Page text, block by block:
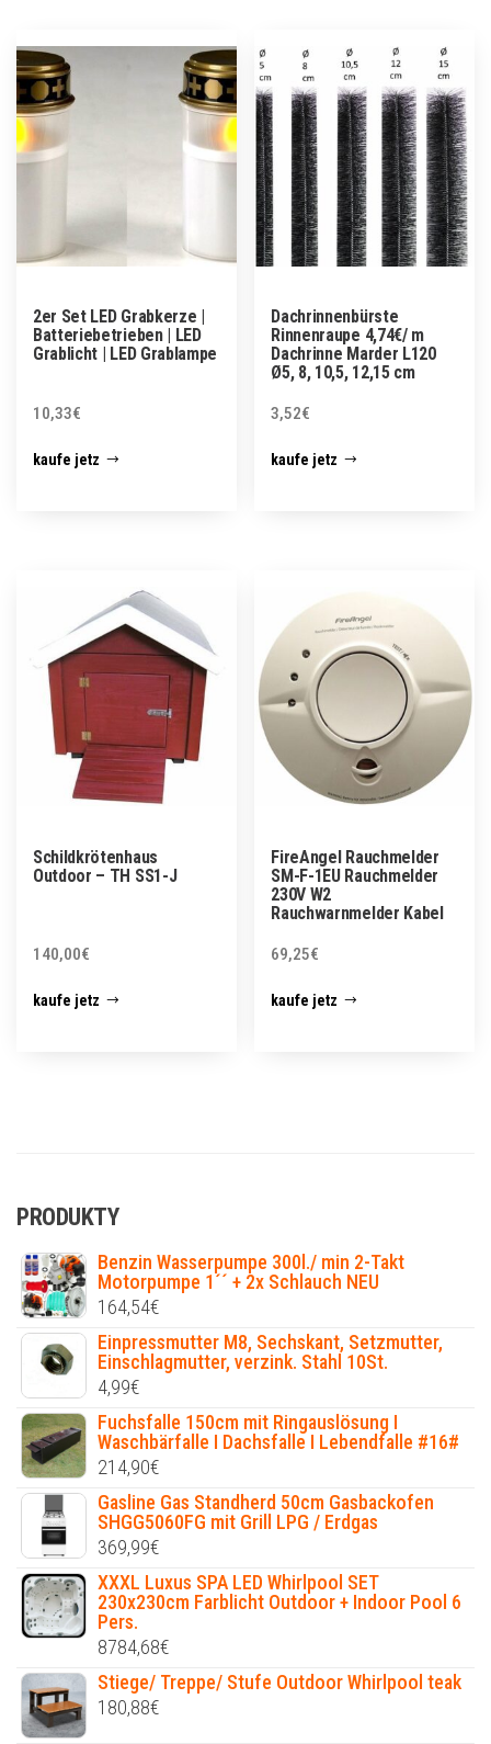
2er Set LED Grabkerze |
Batteriebetrieben | LED
Grablicht | LED Grablampe
10,33€
kaufe jetz
Dachrinnenbürste
Rinnenraupe 4,74€/ m
Dachrinne Marder L120
Ø5, 8, 10,5, 12,15 cm
3,52€
kaufe jetz
Schildkrötenhaus
Outdoor – TH SS1-J
140,00€
kaufe jetz
FireAngel Rauchmelder
SM-F-1EU Rauchmelder
230V W2
Rauchwarnmelder Kabel
69,25€
kaufe jetz
PRODUKTY
Benzin Wasserpumpe 300l./ min 2-Takt
Motorpumpe 1´´ + 2x Schlauch NEU
164,54€
Einpressmutter M8, Sechskant, Setzmutter,
Einschlagmutter, verzink. Stahl 10St.
4,99€
Fuchsfalle 150cm mit Ringauslösung I
Waschbärfalle I Dachsfalle I Lebendfalle #16#
214,90€
Gasline Gas Standherd 50cm Gasbackofen
SHGG5060FG mit Grill LPG / Erdgas
369,99€
XXXL Luxus SPA LED Whirlpool SET
230x230cm Farblicht Outdoor + Indoor Pool 6
Pers.
8784,68€
Stiege/ Treppe/ Stufe Outdoor Whirlpool teak
180,88€